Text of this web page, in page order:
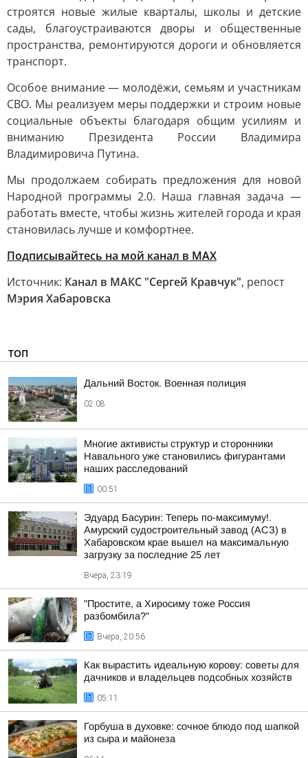
строятся новые жилые кварталы, школы и детские
сады, благоустраиваются дворы и общественные
пространства, ремонтируются дороги и обновляется
транспорт.
Особое внимание — молодёжи, семьям и участникам
СВО. Мы реализуем меры поддержки и строим новые
социальные объекты благодаря общим усилиям и
вниманию Президента России Владимира
Владимировича Путина.
Мы продолжаем собирать предложения для новой
Народной программы 2.0. Наша главная задача —
работать вместе, чтобы жизнь жителей города и края
становилась лучше и комфортнее.
Подписывайтесь на мой канал в МАХ
Источник: Канал в МАКС "Сергей Кравчук", репост
Мэрия Хабаровска
ТОП
Дальний Восток. Военная полиция
02:08
Многие активисты структур и сторонники
Навального уже становились фигурантами
наших расследований
00:51
Эдуард Басурин: Теперь по-максимуму!.
Амурский судостроительный завод (АСЗ) в
Хабаровском крае вышел на максимальную
загрузку за последние 25 лет
Вчера, 23:19
"Простите, а Хиросиму тоже Россия
разбомбила?"
Вчера, 20:56
Как вырастить идеальную корову: советы для
дачников и владельцев подсобных хозяйств
05:11
Горбуша в духовке: сочное блюдо под шапкой
из сыра и майонеза